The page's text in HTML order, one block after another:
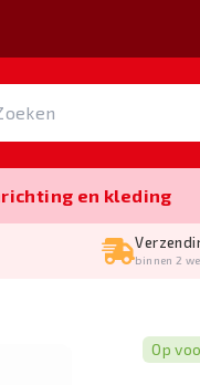
en kleding
binnen 2
Op